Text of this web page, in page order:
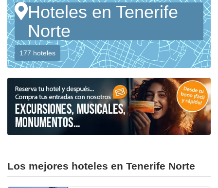
Hoteles en Tenerife
Norte
177 hoteles
Los mejores hoteles en Tenerife Norte